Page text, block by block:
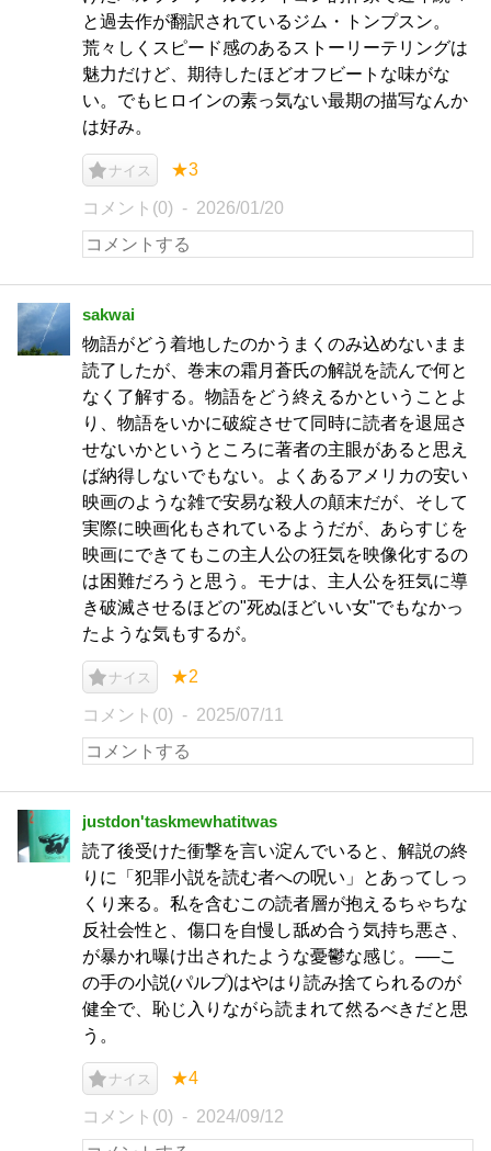
と過去作が翻訳されているジム・トンプスン。
荒々しくスピード感のあるストーリーテリングは
魅力だけど、期待したほどオフビートな味がな
い。でもヒロインの素っ気ない最期の描写なんか
は好み。
ナイス ★3
コメント(0) 2026/01/20
sakwai
物語がどう着地したのかうまくのみ込めないまま
読了したが、巻末の霜月蒼氏の解説を読んで何と
なく了解する。物語をどう終えるかということよ
り、物語をいかに破綻させて同時に読者を退屈さ
せないかというところに著者の主眼があると思え
ば納得しないでもない。よくあるアメリカの安い
映画のような雑で安易な殺人の顛末だが、そして
実際に映画化もされているようだが、あらすじを
映画にできてもこの主人公の狂気を映像化するの
は困難だろうと思う。モナは、主人公を狂気に導
き破滅させるほどの"死ぬほどいい女"でもなかっ
たような気もするが。
ナイス ★2
コメント(0) 2025/07/11
justdon'taskmewhatitwas
読了後受けた衝撃を言い淀んでいると、解説の終
りに「犯罪小説を読む者への呪い」とあってしっ
くり来る。私を含むこの読者層が抱えるちゃちな
反社会性と、傷口を自慢し舐め合う気持ち悪さ、
が暴かれ曝け出されたような憂鬱な感じ。──こ
の手の小説(パルプ)はやはり読み捨てられるのが
健全で、恥じ入りながら読まれて然るべきだと思
う。
ナイス ★4
コメント(0) 2024/09/12